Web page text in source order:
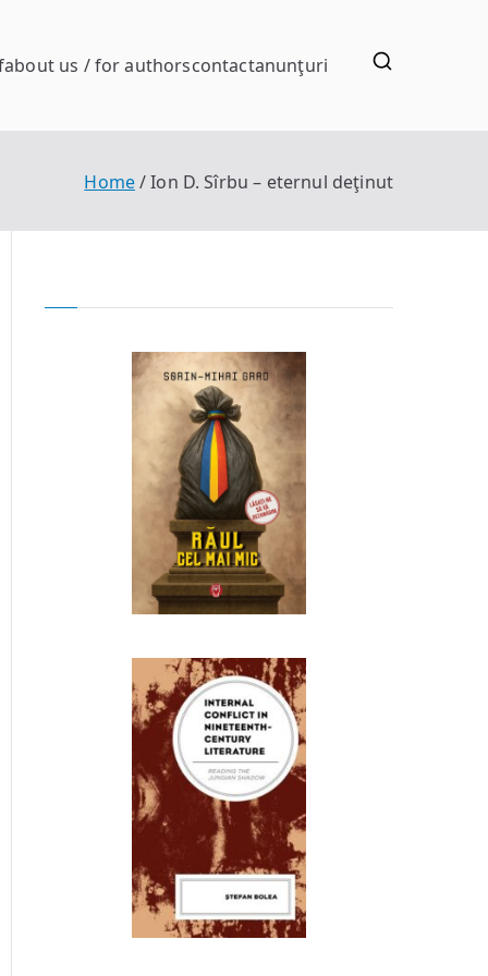
about us / for authorscontactanunţuri
Home Ion D. Sîrbu – eternul deţinut